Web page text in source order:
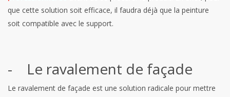
que cette solution soit efficace, il faudra déjà que la peinture
soit compatible avec le support.
- Le ravalement de façade
Le ravalement de façade est une solution radicale pour mettre